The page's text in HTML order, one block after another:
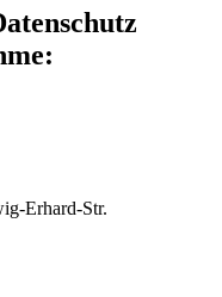
Erhard-Str.